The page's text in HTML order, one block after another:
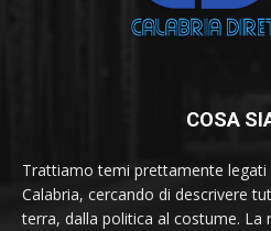
COSA
Trattiamo temi prettamente legati
Calabria, cercando di descrivere
terra, dalla politica al costume. La